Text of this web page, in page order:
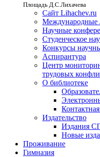
Площадь Д.С.Лихачева
Сайт Lihachev.ru
Международные
Научные
Студенческое
Конкурсы
Аспирантура
Центр
трудовых
О библиотеке
Издательство
Издания
Новые
Проживание
Гимназия